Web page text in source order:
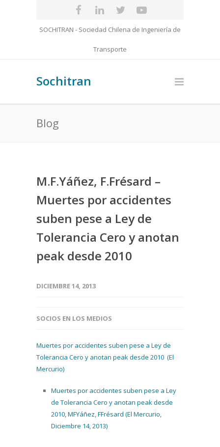
SOCHITRAN - Sociedad Chilena de Ingeniería de
Transporte
Sochitran
Blog
M.F.Yáñez, F.Frésard –
Muertes por accidentes
suben pese a Ley de
Tolerancia Cero y anotan
peak desde 2010
DICIEMBRE 14, 2013
SOCIOS EN LOS MEDIOS
Muertes por accidentes suben pese a Ley de
Tolerancia Cero y anotan peak desde 2010 (El
Mercurio)
Muertes por accidentes suben pese a Ley
de Tolerancia Cero y anotan peak desde
2010, MFYáñez, FFrésard (El Mercurio,
Diciembre 14, 2013)